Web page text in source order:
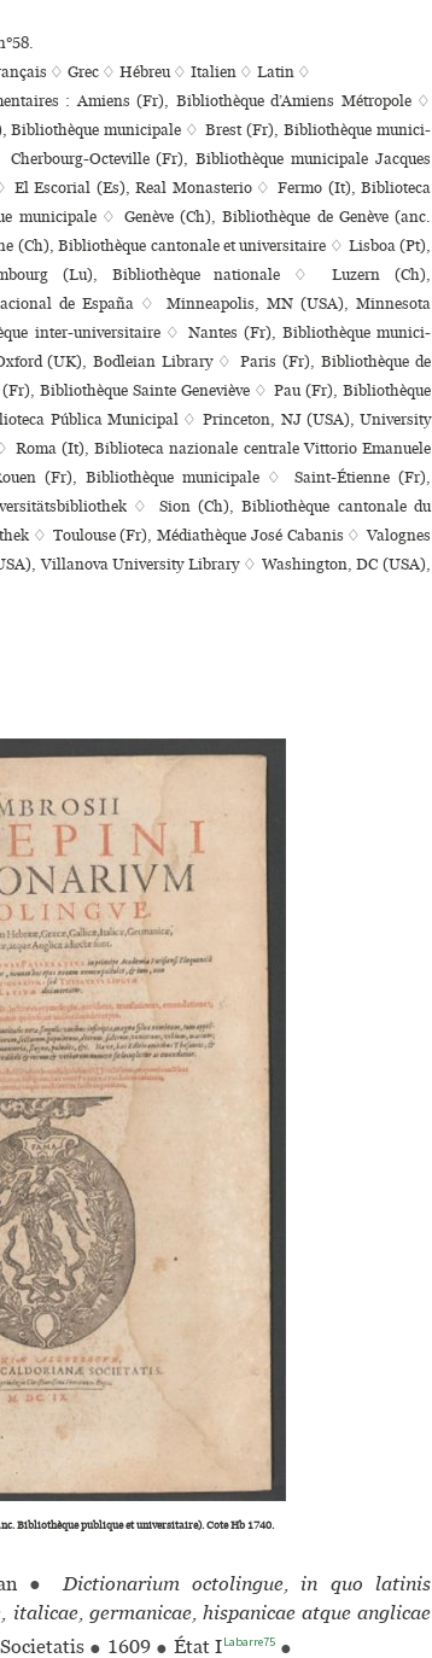
♢ Grec ♢ Hébreu ♢ Italien ♢ Latin ♢
: Amiens (Fr), Bibliothèque d’Amiens Métropole ♢
Bibliothèque muni­ci­pale ♢ Brest (Fr), Bibliothèque muni­ci­
Octeville (Fr), Bibliothèque muni­ci­pale Jacques
Escorial (Es), Real Monasterio ♢ Fermo (It), Biblioteca
♢ Genève (Ch), Bibliothèque de Genève (anc.
(Ch), Bibliothèque can­to­nale et uni­ver­si­taire ♢ Lisboa (Pt),
(Lu), Bibliothèque natio­nale ♢ Luzern (Ch),
de España ♢ Minneapolis, MN (USA), Minnesota
inter-uni­ver­si­taire ♢ Nantes (Fr), Bibliothèque muni­ci­
(UK), Bodleian Library ♢ Paris (Fr), Bibliothèque de
Bibliothèque Sainte Geneviève ♢ Pau (Fr), Bibliothèque
Pública Municipal ♢ Princeton, NJ (USA), University
(It), Biblioteca nazio­nale cen­trale Vittorio Emanuele
(Fr), Bibliothèque muni­ci­pale ♢ Saint-Étienne (Fr),
♢ Sion (Ch), Bibliothèque cantonale du
♢ Toulouse (Fr), Médiathèque José Cabanis ♢ Valognes
Villanova University Library ♢ Washington, DC (USA),
Bibliothèque publi­que et uni­ver­si­taire). Cote Hb 1740.
●
Dictionarium octolingue, in quo latinis
italicae, germanicae, hispanicae atque anglicae
● 1609 ● État ILabarre75 ●